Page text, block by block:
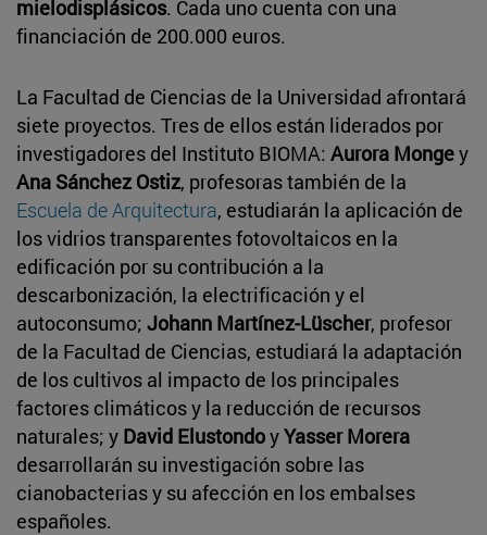
mielodisplásicos. Cada uno cuenta con una
financiación de 200.000 euros.
La Facultad de Ciencias de la Universidad afrontará
siete proyectos. Tres de ellos están liderados por
investigadores del Instituto BIOMA: Aurora Mongey
Ana Sánchez Ostiz, profesoras también de la
Escuela de Arquitectura, estudiarán la aplicación de
los vidrios transparentes fotovoltaicos en la
edificación por su contribución a la
descarbonización, la electrificación y el
autoconsumo; Johann Martínez-Lüscher, profesor
de la Facultad de Ciencias, estudiará la adaptación
de los cultivos al impacto de los principales
factores climáticos y la reducción de recursos
naturales; y David ElustondoyYasser Morera
desarrollarán su investigación sobre las
cianobacterias y su afección en los embalses
españoles.